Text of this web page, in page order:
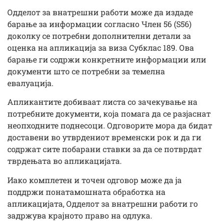
Одделот за внатрешни работи може да издаде
барање за информации согласно Член 56 (S56)
доколку се потребни дополнителни детали за
оценка на апликација за виза Субклас 189. Ова
барање ги содржи конкретните информации или
документи што се потребни за темелна
евалуација.
Апликантите добиваат листа со зачекување на
потребните документи, која помага да се разјаснат
неопходните поднесоци. Одговорите мора да бидат
доставени во утврдениот временски рок и да ги
содржат сите побарани ставки за да се потврдат
тврдењата во апликацијата.
Иако комплетен и точен одговор може да ја
поддржи понатамошната обработка на
апликацијата, Одделот за внатрешни работи го
задржува крајното право на одлука.